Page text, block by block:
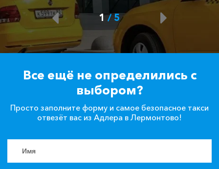
1/ 5
Все ещё не определились с
выбором?
Просто заполните форму и самое безопасное такси
отвезёт вас из Адлера в Лермонтово!